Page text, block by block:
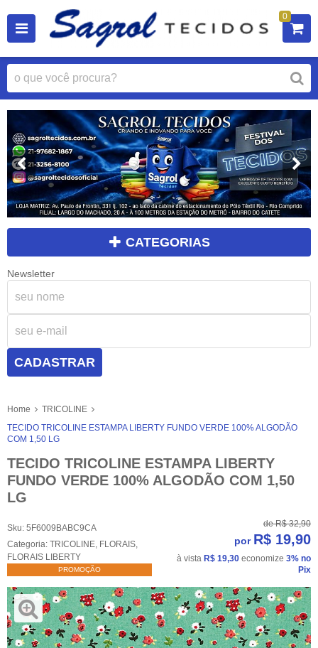
0
CATEGORIAS
Newsletter
CADASTRAR
Home
TRICOLINE
TECIDO TRICOLINE ESTAMPA LIBERTY FUNDO VERDE 100% ALGODÃO
COM 1,50 LG
TECIDO TRICOLINE ESTAMPA LIBERTY
FUNDO VERDE 100% ALGODÃO COM 1,50
LG
Sku: 5F6009BABC9CA
Categoria: TRICOLINE, FLORAIS,
FLORAIS LIBERTY
PROMOÇÃO
de R$ 32,90
por R$ 19,90
à vista R$ 19,30 economize 3% no
Pix